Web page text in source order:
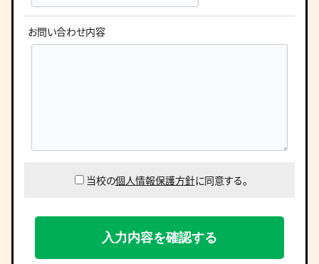
お問い合わせ内容
当校の個人情報保護方針に同意する。